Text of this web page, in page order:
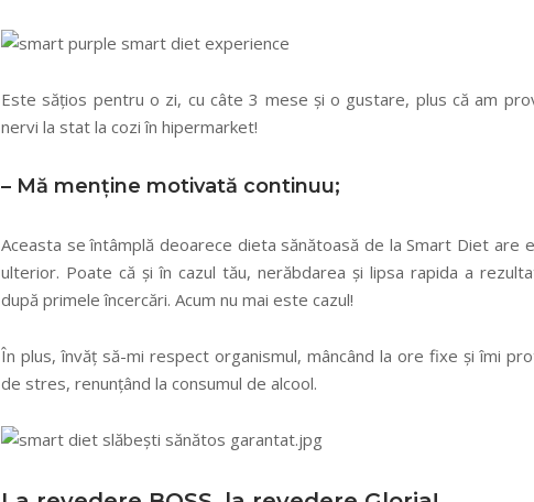
Este sățios pentru o zi, cu câte 3 mese și o gustare, plus că am
nervi la stat la cozi în hipermarket!
– Mă menține motivată continuu;
Aceasta se întâmplă deoarece dieta sănătoasă de la Smart Diet are
ulterior. Poate că și în cazul tău, nerăbdarea și lipsa rapida a
după primele încercări. Acum nu mai este cazul!
În plus, învăț să-mi respect organismul, mâncând la ore fixe și îmi
de stres, renunțând la consumul de alcool.